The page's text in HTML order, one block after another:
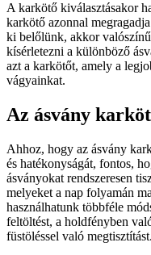
A karkötő kiválasztásakor
karkötő azonnal
ki belőlünk, akkor
kísérletezni a különböző
azt a karkötőt, amely a
vágyainkat.
Az ásvány
Ahhoz, hogy az ásvány
és hatékonyságát, fontos,
ásványokat rendszeresen
melyeket a nap folyamán
használhatunk többféle
feltöltést, a holdfényben
füstöléssel való megtisztítást.